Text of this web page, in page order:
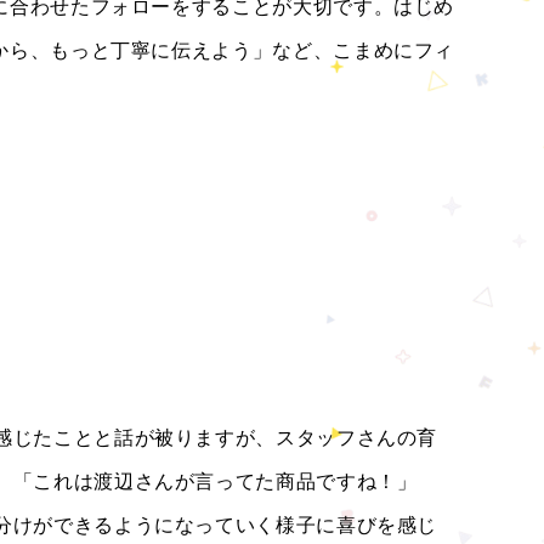
わせたフォローをすることが大切です。はじめ
、もっと丁寧に伝えよう」など、こまめにフィ
じたことと話が被りますが、スタッフさんの育
「これは渡辺さんが言ってた商品ですね！」
けができるようになっていく様子に喜びを感じ